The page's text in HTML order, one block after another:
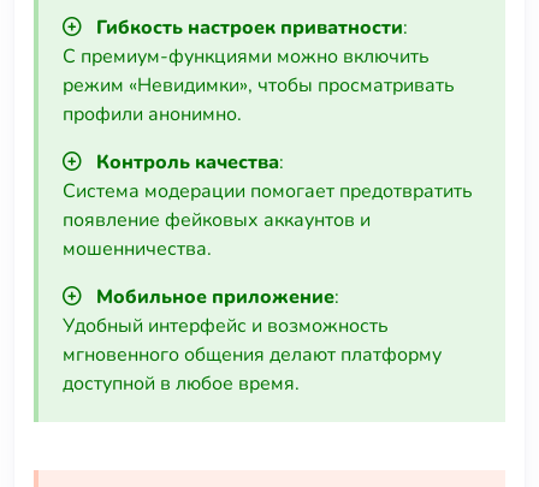
Гибкость настроек приватности:
С премиум-функциями можно включить
режим «Невидимки», чтобы просматривать
профили анонимно.
Контроль качества:
Система модерации помогает предотвратить
появление фейковых аккаунтов и
мошенничества.
Мобильное приложение:
Удобный интерфейс и возможность
мгновенного общения делают платформу
доступной в любое время.